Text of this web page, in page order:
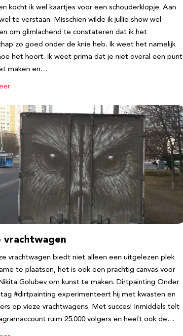
kocht ik wel kaartjes voor een schouderklopje. Aan
te verstaan. Misschien wilde ik jullie show wel
om glimlachend te constateren dat ik het
zo goed onder de knie heb. Ik weet het namelijk
het hoort. Ik weet prima dat je niet overal een punt
maken en…
vrachtwagen
vrachtwagen biedt niet alleen een uitgelezen plek
te plaatsen, het is ook een prachtig canvas voor
Golubev om kunst te maken. Dirtpainting Onder
#dirtpainting experimenteert hij met kwasten en
op vieze vrachtwagens. Met succes! Inmiddels telt
ruim 25.000 volgers en heeft ook de…